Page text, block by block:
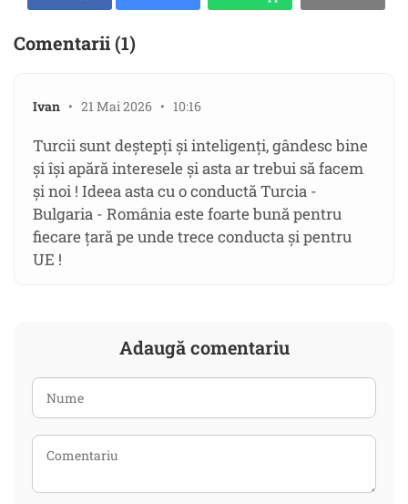
Comentarii (1)
Ivan • 21 Mai 2026 • 10:16
Turcii sunt deștepți și inteligenți, gândesc bine
și își apără interesele și asta ar trebui să facem
și noi ! Ideea asta cu o conductă Turcia -
Bulgaria - România este foarte bună pentru
fiecare țară pe unde trece conducta și pentru
UE !
Adaugă comentariu